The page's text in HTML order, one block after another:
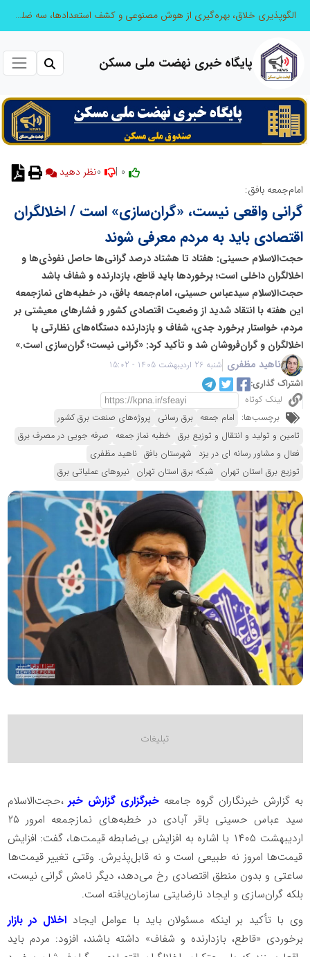
الگوپذیری خلاق، بهره‌گیری از هوش مصنوعی و کشف استعدادها، سه ضلع موفقیت جوانان کارآفرین
پایگاه خبری نهضت ملی مسکن
نظر دهید
امام‌جمعه بافق:
گرانی واقعی نیست، «گران‌سازی» است / اخلالگران
اقتصادی باید به مردم معرفی شوند
حجت‌الاسلام حسینی: هفتاد تا هشتاد درصد گرانی‌ها حاصل نفوذی‌ها و
اخلالگران داخلی است؛ برخوردها باید قاطع، بازدارنده و شفاف باشد
حجت‌الاسلام سیدعباس حسینی، امام‌جمعه بافق، در خطبه‌های نمازجمعه
این هفته با انتقاد شدید از وضعیت اقتصادی کشور و فشارهای معیشتی بر
مردم، خواستار برخورد جدی، شفاف و بازدارنده دستگاه‌های نظارتی با
اخلالگران و گران‌فروشان شد و تأکید کرد: «گرانی نیست؛ گران‌سازی است.»
ناهید مظفری شنبه 26 اردیبهشت 1405 - 15:02
اشتراک گذاری:
لینک کوتاه
برچسب‌ها: امام جمعه برق رسانی پروژه‌های صنعت برق کشور
تامین و تولید و انتقال و توزیع برق خطبه نماز جمعه صرفه جویی در مصرف برق
فعال و مشاور رسانه ای در یزد شهرستان بافق ناهید مظفری
توزیع برق استان تهران شبکه برق استان تهران نیروهای عملیاتی برق
به گزارش خبرنگاران گروه جامعه خبرگزاری گزارش خبر،حجت‌الاسلام
سید عباس حسینی باقر آبادی در خطبه‌های نمازجمعه امرور ۲۵
اردیبهشت ۱۴۰۵ با اشاره به افزایش بی‌ضابطه قیمت‌ها، گفت: افزایش
قیمت‌ها امروز نه طبیعی است و نه قابل‌پذیرش. وقتی تغییر قیمت‌ها
ساعتی و بدون منطق اقتصادی رخ می‌دهد، دیگر نامش گرانی نیست،
بلکه گران‌سازی و ایجاد نارضایتی سازمان‌یافته است.
وی با تأکید بر اینکه مسئولان باید با عوامل ایجاد اخلال در بازار
برخوردی «قاطع، بازدارنده و شفاف» داشته باشند، افزود: مردم باید